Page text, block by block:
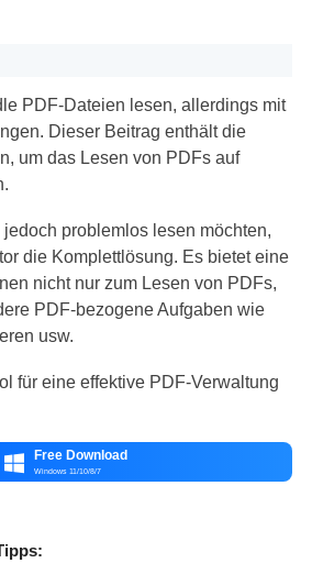
PDF-Dateien lesen, allerdings mit
Dieser Beitrag enthält die
um das Lesen von PDFs auf
problemlos lesen möchten,
die Komplettlösung. Es bietet eine
nicht nur zum Lesen von PDFs,
PDF-bezogene Aufgaben wie
usw.
für eine effektive PDF-Verwaltung
 Free Download
Windows 11/10/8/7